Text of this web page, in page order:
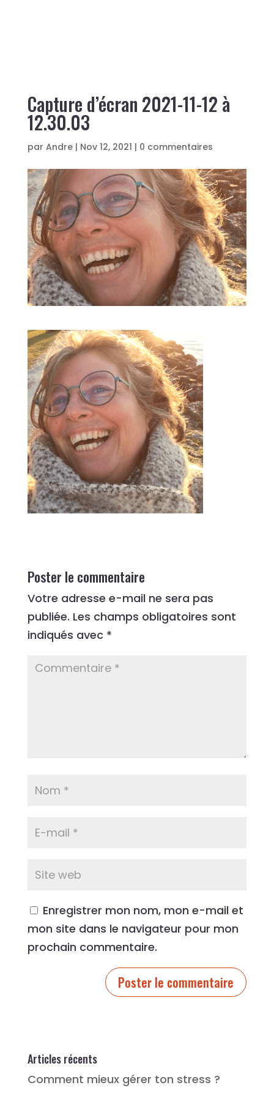
Capture d’écran 2021-11-12 à
12.30.03
par Andre| Nov 12, 2021 | 0 commentaires
Poster le commentaire
Votre adresse e-mail ne sera pas
publiée. Les champs obligatoires sont
indiqués avec *
Enregistrer mon nom, mon e-mail et
mon site dans le navigateur pour mon
prochain commentaire.
Articles récents
Comment mieux gérer ton stress ?